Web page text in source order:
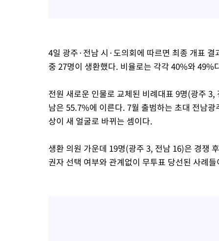
4일 광주·전남 시·도의회에 따르면 최종 개표
중 27명이 생환했다. 비율로는 각각 40%와
전원 새로운 인물로 교체된 비례대표 9명(광주
남은 55.7%에 이른다. 7월 출범하는 초대 전남
상이 새 얼굴로 바뀌는 셈이다.
생환 의원 가운데 19명(광주 3, 전남 16)은 경쟁
권자 선택 여부와 관계없이 무투표 당선된 사례